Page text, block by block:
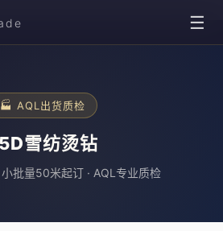
☰
🏭 AQL出货质检
雪纺烫钻
批量50米起订 · AQL专业质检